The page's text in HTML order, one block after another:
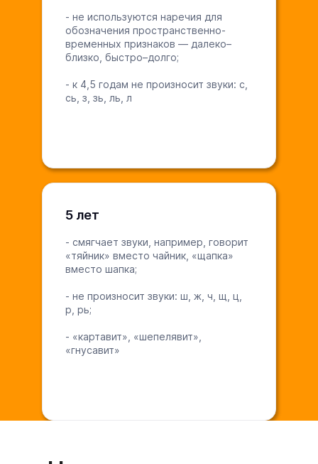
- не используются наречия для
обозначения пространственно-
временных признаков — далеко–
близко, быстро–долго;
- к 4,5 годам не произносит звуки: с,
сь, з, зь, ль, л
5 лет
- смягчает звуки, например, говорит
«тяйник» вместо чайник, «щапка»
вместо шапка;
- не произносит звуки: ш, ж, ч, щ, ц,
р, рь;
- «картавит», «шепелявит»,
«гнусавит»